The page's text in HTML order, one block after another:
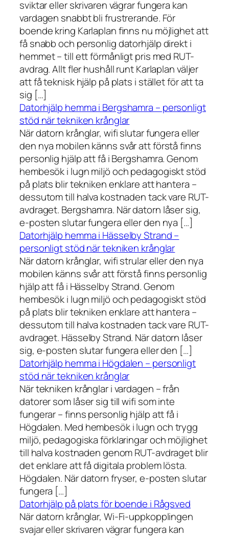
sviktar eller skrivaren vägrar fungera kan
vardagen snabbt bli frustrerande. För
boende kring Karlaplan finns nu möjlighet att
få snabb och personlig datorhjälp direkt i
hemmet – till ett förmånligt pris med RUT-
avdrag. Allt fler hushåll runt Karlaplan väljer
att få teknisk hjälp på plats i stället för att ta
sig […]
Datorhjälp hemma i Bergshamra – personligt
stöd när tekniken krånglar
När datorn krånglar, wifi slutar fungera eller
den nya mobilen känns svår att förstå finns
personlig hjälp att få i Bergshamra. Genom
hembesök i lugn miljö och pedagogiskt stöd
på plats blir tekniken enklare att hantera –
dessutom till halva kostnaden tack vare RUT-
avdraget. Bergshamra. När datorn låser sig,
e-posten slutar fungera eller den nya […]
Datorhjälp hemma i Hässelby Strand –
personligt stöd när tekniken krånglar
När datorn krånglar, wifi strular eller den nya
mobilen känns svår att förstå finns personlig
hjälp att få i Hässelby Strand. Genom
hembesök i lugn miljö och pedagogiskt stöd
på plats blir tekniken enklare att hantera –
dessutom till halva kostnaden tack vare RUT-
avdraget. Hässelby Strand. När datorn låser
sig, e-posten slutar fungera eller den […]
Datorhjälp hemma i Högdalen – personligt
stöd när tekniken krånglar
När tekniken krånglar i vardagen – från
datorer som låser sig till wifi som inte
fungerar – finns personlig hjälp att få i
Högdalen. Med hembesök i lugn och trygg
miljö, pedagogiska förklaringar och möjlighet
till halva kostnaden genom RUT-avdraget blir
det enklare att få digitala problem lösta.
Högdalen. När datorn fryser, e-posten slutar
fungera […]
Datorhjälp på plats för boende i Rågsved
När datorn krånglar, Wi-Fi-uppkopplingen
svajar eller skrivaren vägrar fungera kan